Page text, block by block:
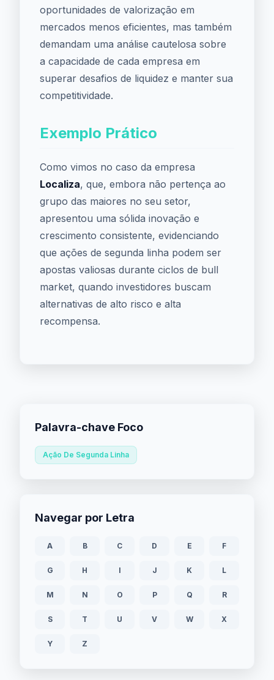
oportunidades de valorização em
mercados menos eficientes, mas também
demandam uma análise cautelosa sobre
a capacidade de cada empresa em
superar desafios de liquidez e manter sua
competitividade.
Exemplo Prático
Como vimos no caso da empresa
Localiza, que, embora não pertença ao
grupo das maiores no seu setor,
apresentou uma sólida inovação e
crescimento consistente, evidenciando
que ações de segunda linha podem ser
apostas valiosas durante ciclos de bull
market, quando investidores buscam
alternativas de alto risco e alta
recompensa.
Palavra-chave Foco
Ação De Segunda Linha
Navegar por Letra
A B C D E F
G H I J K L
M N O P Q R
S T U V W X
Y Z